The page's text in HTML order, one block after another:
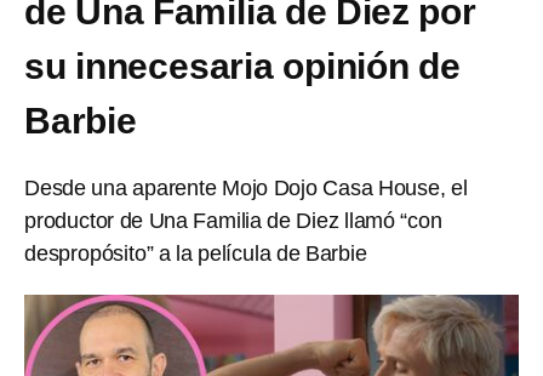
de Una Familia de Diez por
su innecesaria opinión de
Barbie
Desde una aparente Mojo Dojo Casa House, el
productor de Una Familia de Diez llamó “con
despropósito” a la película de Barbie